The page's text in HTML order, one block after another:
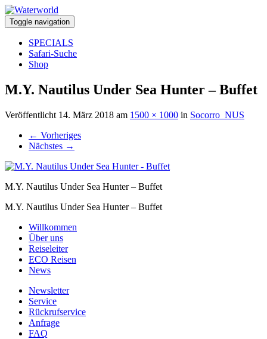
Toggle navigation
SPECIALS
Safari-Suche
Shop
M.Y. Nautilus Under Sea Hunter – Buffet
Veröffentlicht 14. März 2018 am 1500 × 1000 in Socorro_NUS
← Vorheriges
Nächstes →
M.Y. Nautilus Under Sea Hunter – Buffet
M.Y. Nautilus Under Sea Hunter – Buffet
Willkommen
Über uns
Reiseleiter
ECO Reisen
News
Newsletter
Service
Rückrufservice
Anfrage
FAQ